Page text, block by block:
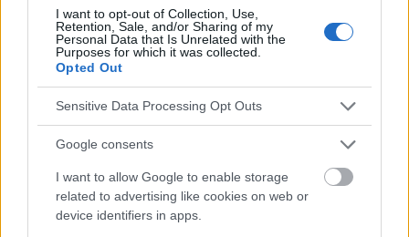
I want to opt-out of Collection, Use,
Retention, Sale, and/or Sharing of my
Personal Data that Is Unrelated with the
Purposes for which it was collected.
Opted Out
Sensitive Data Processing Opt Outs
Google consents
I want to allow Google to enable storage
related to advertising like cookies on web or
device identifiers in apps.
Probiotiques Problèmes d'immunité
Produits pour renforcer l'immunité
Supplémentation Système immunitaire
Voir aussi en english deutsch español polskim